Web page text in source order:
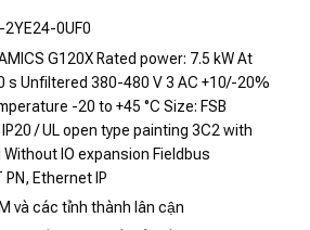
0UF0
G120X Rated power: 7.5 kW At
s Unfiltered 380-480 V 3 AC +10/-20%
-20 to +45 °C Size: FSB
/ UL open type painting 3C2 with
IO expansion Fieldbus
PN, Ethernet IP
và các tỉnh thành lân cận